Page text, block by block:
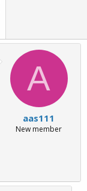
A
aas111
New member